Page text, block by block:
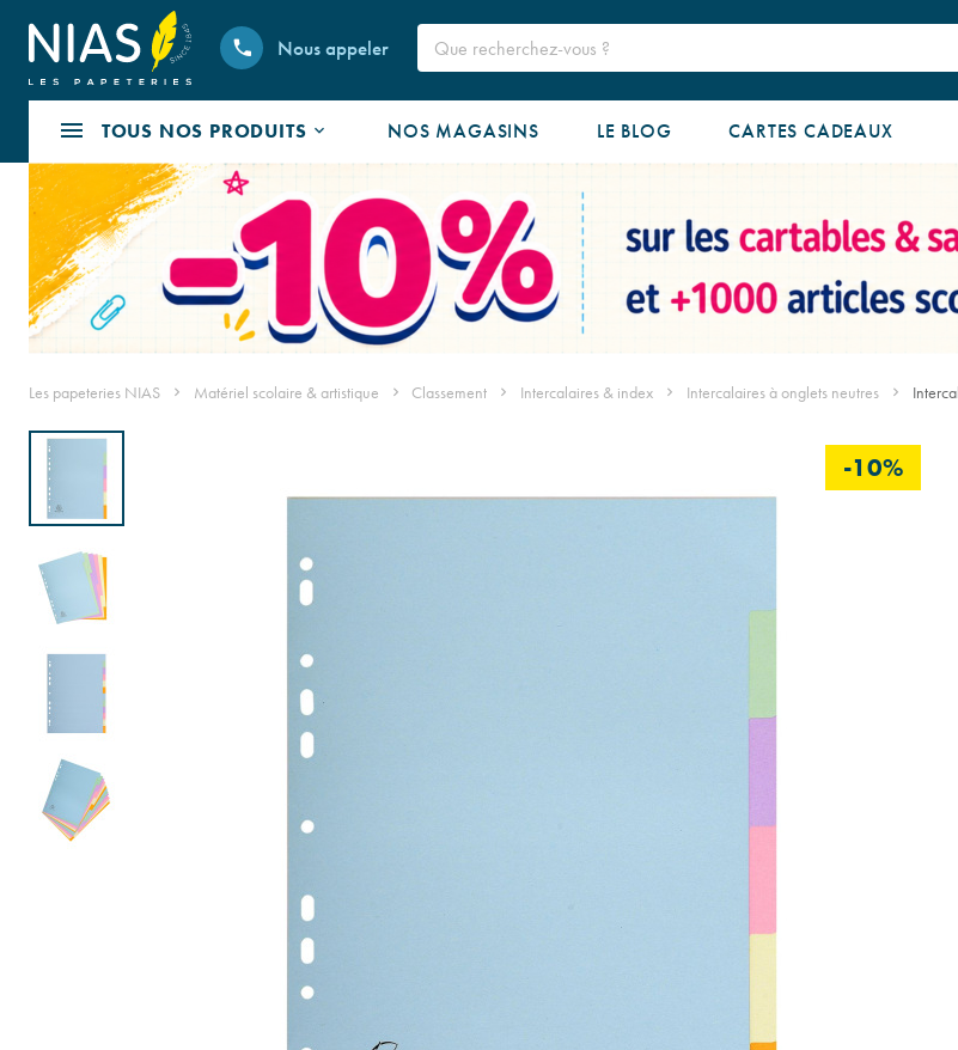
Nous appeler
TOUS NOS PRODUITS NOS MAGASINS LE BLOG CARTES CADEAUX
Les papeteries NIAS Matériel scolaire & artistique Classement Intercalaires & index Intercalaires à onglets neutres
-10%